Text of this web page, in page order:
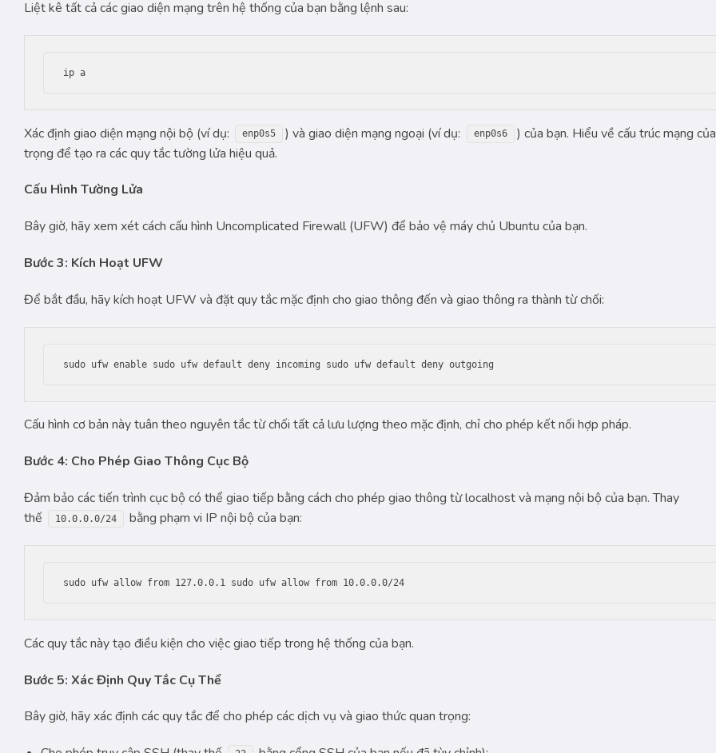
Liệt kê tất cả các giao diện mạng trên hệ thống của bạn bằng lệnh sau:
ip a
Xác định giao diện mạng nội bộ (ví dụ: enp0s5 ) và giao diện mạng ngoại (ví dụ: enp0s6
) của bạn. Hiểu về cấu trúc mạng
trọng để tạo ra các quy tắc tường lửa hiệu quả.
Cấu Hình Tường Lửa
Bây giờ, hãy xem xét cách cấu hình Uncomplicated Firewall (UFW) để bảo vệ máy chủ Ubuntu của bạn.
Bước 3: Kích Hoạt UFW
Để bắt đầu, hãy kích hoạt UFW và đặt quy tắc mặc định cho giao thông đến và giao thông ra thành từ chối:
sudo ufw enable sudo ufw default deny incoming sudo ufw default deny outgoing
Cấu hình cơ bản này tuân theo nguyên tắc từ chối tất cả lưu lượng theo mặc định, chỉ cho phép kết nối hợp pháp.
Bước 4: Cho Phép Giao Thông Cục Bộ
Đảm bảo các tiến trình cục bộ có thể giao tiếp bằng cách cho phép giao thông từ localhost và mạng nội bộ của bạn. Thay
thế
10.0.0.0/24 bằng phạm vi IP nội bộ của bạn:
sudo ufw allow from 127.0.0.1 sudo ufw allow from 10.0.0.0/24
Các quy tắc này tạo điều kiện cho việc giao tiếp trong hệ thống của bạn.
Bước 5: Xác Định Quy Tắc Cụ Thể
Bây giờ, hãy xác định các quy tắc để cho phép các dịch vụ và giao thức quan trọng: